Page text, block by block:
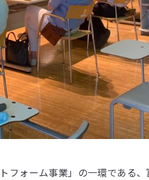
フォーム事業」の一環である